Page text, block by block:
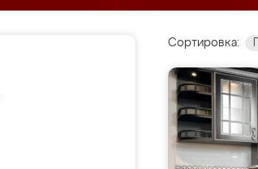
Сортировка: